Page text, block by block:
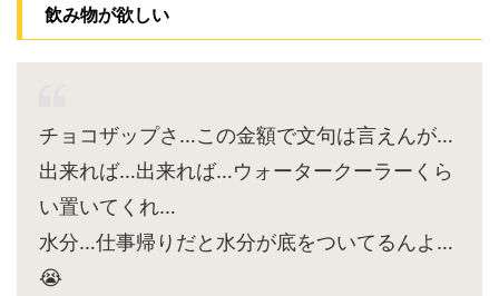
飲み物が欲しい
チョコザップさ…この金額で文句は言えんが…
出来れば…出来れば…ウォータークーラーくら
い置いてくれ…
水分…仕事帰りだと水分が底をついてるんよ…
😭